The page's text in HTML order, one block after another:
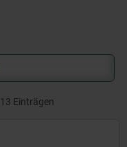
Produktion und
Einträgen